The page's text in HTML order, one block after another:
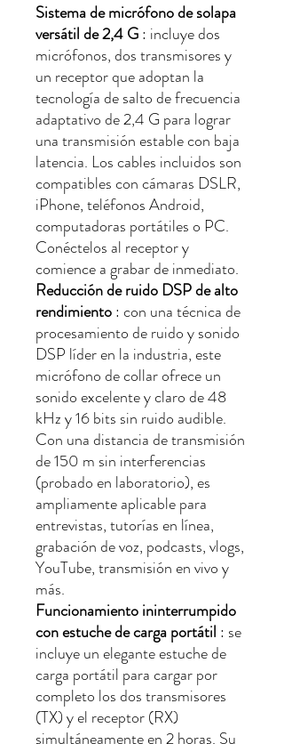
Sistema de micrófono de solapa
versátil de 2,4 G: incluye dos
micrófonos, dos transmisores y
un receptor que adoptan la
tecnología de salto de frecuencia
adaptativo de 2,4 G para lograr
una transmisión estable con baja
latencia. Los cables incluidos son
compatibles con cámaras DSLR,
iPhone, teléfonos Android,
computadoras portátiles o PC.
Conéctelos al receptor y
comience a grabar de inmediato.
Reducción de ruido DSP de alto
rendimiento: con una técnica de
procesamiento de ruido y sonido
DSP líder en la industria, este
micrófono de collar ofrece un
sonido excelente y claro de 48
kHz y 16 bits sin ruido audible.
Con una distancia de transmisión
de 150 m sin interferencias
(probado en laboratorio), es
ampliamente aplicable para
entrevistas, tutorías en línea,
grabación de voz, podcasts, vlogs,
YouTube, transmisión en vivo y
más.
Funcionamiento ininterrumpido
con estuche de carga portátil : se
incluye un elegante estuche de
carga portátil para cargar por
completo los dos transmisores
(TX) y el receptor (RX)
simultáneamente en 2 horas. Su